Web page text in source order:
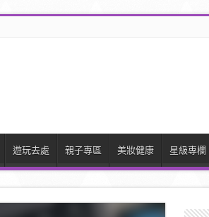
遊玩去處 親子專區 美妝健康 星級專欄